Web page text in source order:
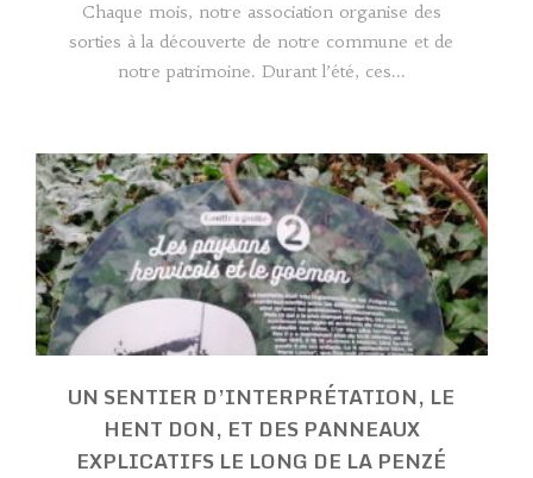
Chaque mois, notre association organise des
sorties à la découverte de notre commune et de
notre patrimoine. Durant l’été, ces...
UN SENTIER D’INTERPRÉTATION, LE
HENT DON, ET DES PANNEAUX
EXPLICATIFS LE LONG DE LA PENZÉ